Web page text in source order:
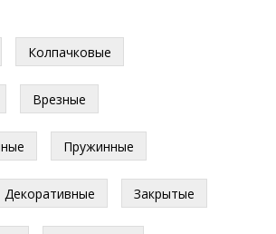
Колпачковые
Врезные
Пружинные
Декоративные Закрытые